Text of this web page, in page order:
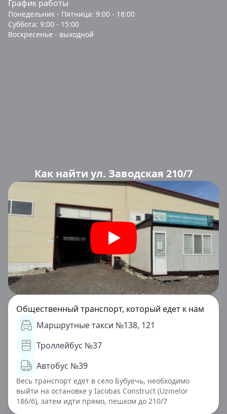
График работы
Понедельник - Пятница: 9:00 - 18:00
Суббота: 9:00 - 15:00
Воскресенье - выходной
Как найти ул. Заводская 210/7
Общественный транспорт, который едет к нам
Маршрутные такси №138, 121
Троллейбус №37
Автобус №39
Весь транспорт едет в село Бубуечь, необходимо
выйти на остановке у Iacobas Construct (Uzinelor
186/6), затем идти прямо, пешком до 210/7